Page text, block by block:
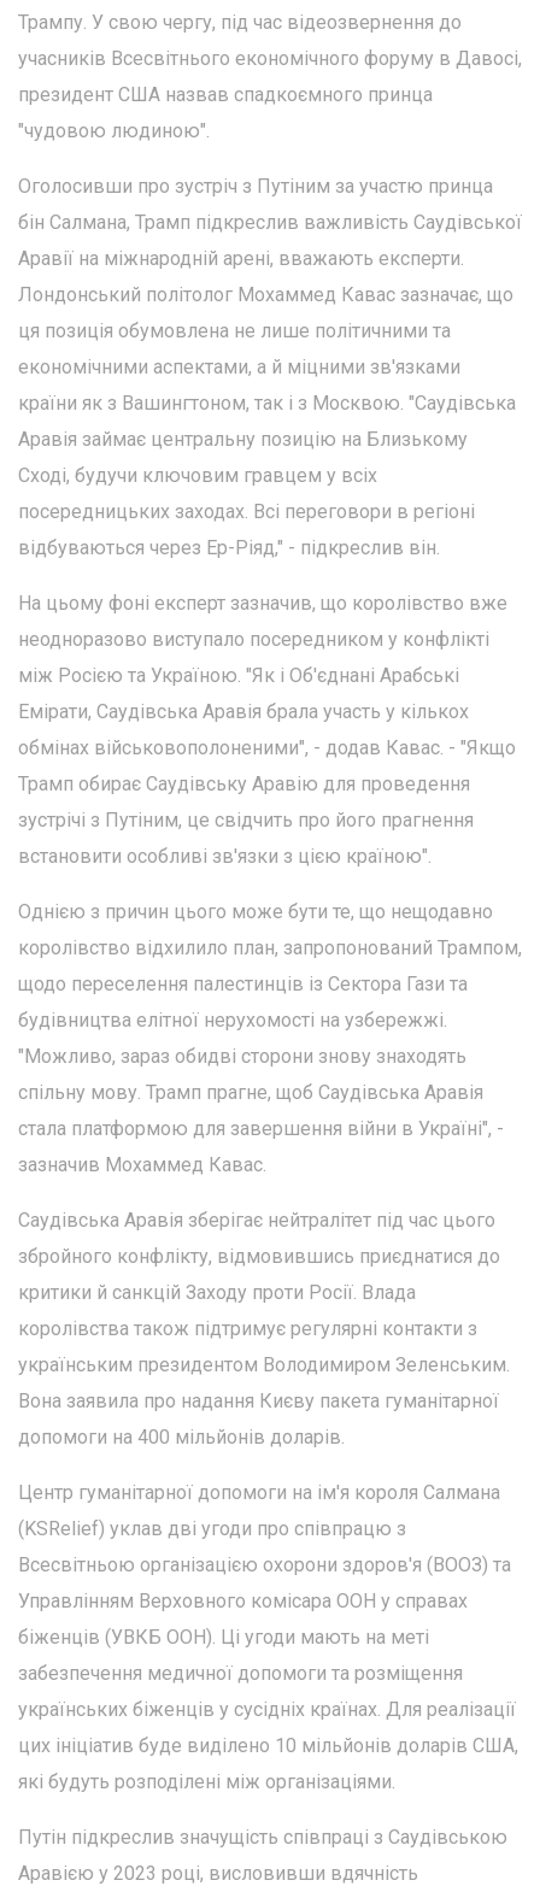
Трампу. У свою чергу, під час відеозвернення до
учасників Всесвітнього економічного форуму в Давосі,
президент США назвав спадкоємного принца
"чудовою людиною".
Оголосивши про зустріч з Путіним за участю принца
бін Салмана, Трамп підкреслив важливість Саудівської
Аравії на міжнародній арені, вважають експерти.
Лондонський політолог Мохаммед Кавас зазначає, що
ця позиція обумовлена не лише політичними та
економічними аспектами, а й міцними зв'язками
країни як з Вашингтоном, так і з Москвою. "Саудівська
Аравія займає центральну позицію на Близькому
Сході, будучи ключовим гравцем у всіх
посередницьких заходах. Всі переговори в регіоні
відбуваються через Ер-Ріяд," - підкреслив він.
На цьому фоні експерт зазначив, що королівство вже
неодноразово виступало посередником у конфлікті
між Росією та Україною. "Як і Об'єднані Арабські
Емірати, Саудівська Аравія брала участь у кількох
обмінах військовополоненими", - додав Кавас. - "Якщо
Трамп обирає Саудівську Аравію для проведення
зустрічі з Путіним, це свідчить про його прагнення
встановити особливі зв'язки з цією країною".
Однією з причин цього може бути те, що нещодавно
королівство відхилило план, запропонований Трампом,
щодо переселення палестинців із Сектора Гази та
будівництва елітної нерухомості на узбережжі.
"Можливо, зараз обидві сторони знову знаходять
спільну мову. Трамп прагне, щоб Саудівська Аравія
стала платформою для завершення війни в Україні", -
зазначив Мохаммед Кавас.
Саудівська Аравія зберігає нейтралітет під час цього
збройного конфлікту, відмовившись приєднатися до
критики й санкцій Заходу проти Росії. Влада
королівства також підтримує регулярні контакти з
українським президентом Володимиром Зеленським.
Вона заявила про надання Києву пакета гуманітарної
допомоги на 400 мільйонів доларів.
Центр гуманітарної допомоги на ім'я короля Салмана
(KSRelief) уклав дві угоди про співпрацю з
Всесвітньою організацією охорони здоров'я (ВООЗ) та
Управлінням Верховного комісара ООН у справах
біженців (УВКБ ООН). Ці угоди мають на меті
забезпечення медичної допомоги та розміщення
українських біженців у сусідніх країнах. Для реалізації
цих ініціатив буде виділено 10 мільйонів доларів США,
які будуть розподілені між організаціями.
Путін підкреслив значущість співпраці з Саудівською
Аравією у 2023 році, висловивши вдячність